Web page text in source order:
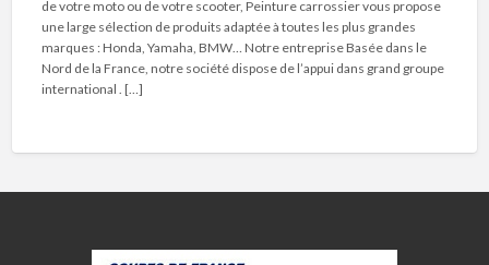
de votre moto ou de votre scooter, Peinture carrossier vous propose
une large sélection de produits adaptée à toutes les plus grandes
marques : Honda, Yamaha, BMW… Notre entreprise Basée dans le
Nord de la France, notre société dispose de l’appui dans grand groupe
international . […]